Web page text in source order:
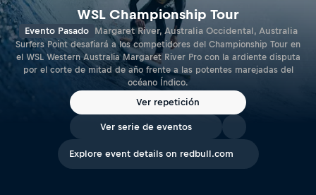
WSL Championship Tour
Evento Pasado Margaret River, Australia Occidental, Australia
Surfers Point desafiará a los competidores del Championship Tour en
el WSL Western Australia Margaret River Pro con la ardiente disputa
por el corte de mitad de año frente a las potentes marejadas del
océano Índico.
Ver repetición
Ver serie de eventos
Explore event details on redbull.com